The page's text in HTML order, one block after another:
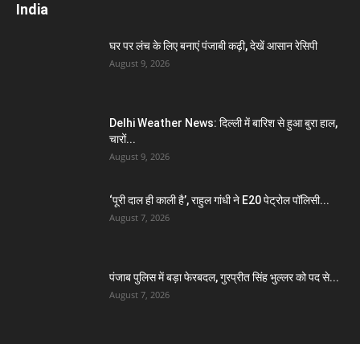
India
घर पर लंच के लिए बनाएं पंजाबी कढ़ी, देखें आसान रेसिपी
August 9, 2026
Delhi Weather News: दिल्ली में बारिश से हुआ बुरा हाल,
चारों...
August 9, 2026
‘पूरी दाल ही काली है’, राहुल गांधी ने E20 पेट्रोल पॉलिसी...
August 7, 2026
पंजाब पुलिस में बड़ा फेरबदल, गुरप्रीत सिंह भुल्लर को पद से...
August 7, 2026